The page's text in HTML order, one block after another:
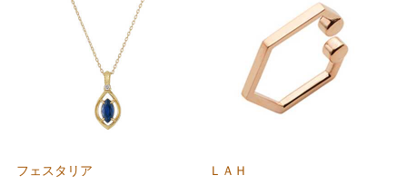
フェスタリア ＬＡＨ